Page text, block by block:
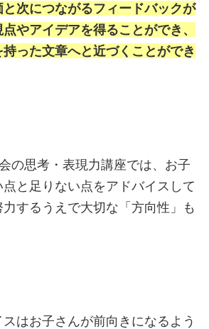
次につながるフィードバックが
やアイデアを得ることができ、
った文章へと近づくことができ
の思考・表現力講座では、お子
と足りない点をアドバイスして
するうえで大切な「方向性」も
はお子さんが前向きになるよう